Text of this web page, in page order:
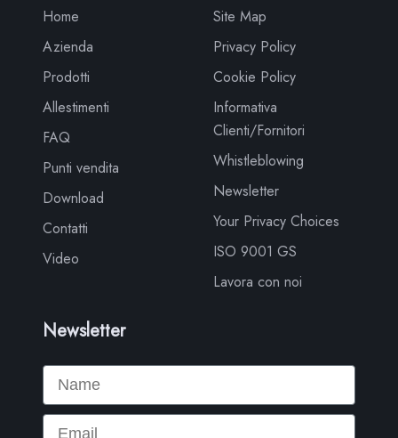
Home
Azienda
Prodotti
Allestimenti
FAQ
Punti vendita
Download
Contatti
Video
Site Map
Privacy Policy
Cookie Policy
Informativa
Clienti/Fornitori
Whistleblowing
Newsletter
Your Privacy Choices
ISO 9001 GS
Lavora con noi
Newsletter
Name
Email